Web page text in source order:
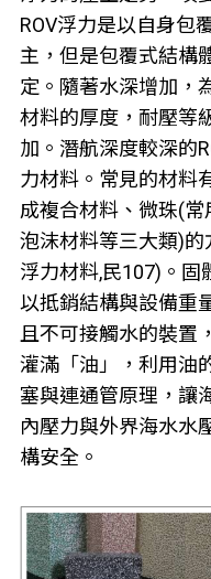
ROV浮力是以自身包
主，但是包覆式結構
定。隨著水深增加，
材料的厚度，耐壓等
加。潛航深度較深的
力材料。常見的材料
成複合材料、微珠(
泡沫材料等三大類)
浮力材料,民107)。固
以抵銷結構與設備重
且不可接觸水的裝置
灌滿「油」，利用油
塞與連通管原理，讓
內壓力與外界海水水
構安全。